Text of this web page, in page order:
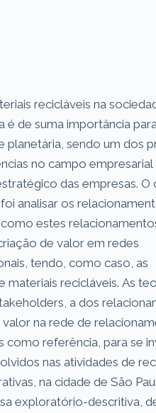
recicláveis na
é de suma importância
planetária, sendo um dos
no campo empresarial
das empresas. O
analisar os
estes
de valor em redes
tendo, como caso, as
materiais recicláveis. As
a dos
na rede de
como referência, para se
nas atividades de
na cidade de São
exploratório-descritiva,